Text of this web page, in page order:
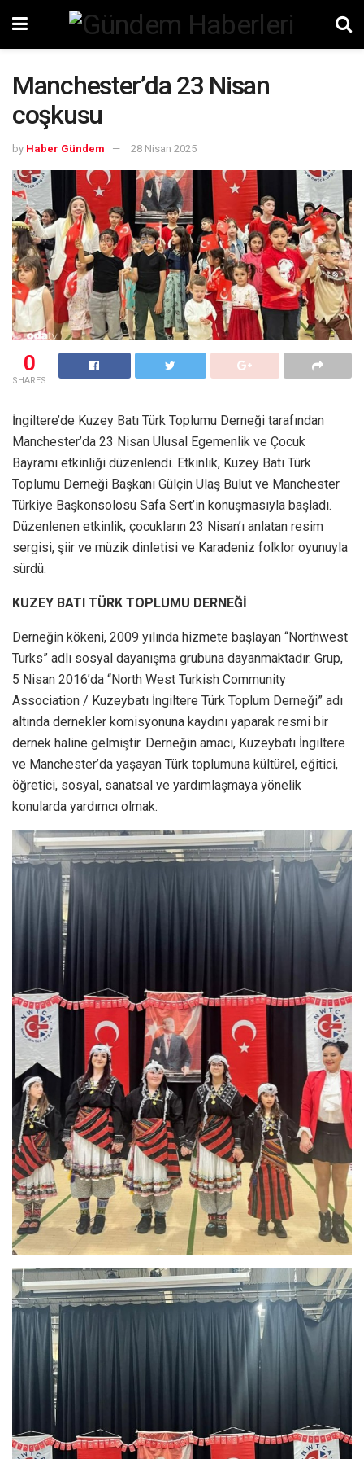
Manchester’da 23 Nisan
coşkusu
by Haber Gündem 28 Nisan 2025
0
SHARES
İngiltere’de Kuzey Batı Türk Toplumu Derneği tarafından
Manchester’da 23 Nisan Ulusal Egemenlik ve Çocuk
Bayramı etkinliği düzenlendi. Etkinlik, Kuzey Batı Türk
Toplumu Derneği Başkanı Gülçin Ulaş Bulut ve Manchester
Türkiye Başkonsolosu Safa Sert’in konuşmasıyla başladı.
Düzenlenen etkinlik, çocukların 23 Nisan’ı anlatan resim
sergisi, şiir ve müzik dinletisi ve Karadeniz folklor oyunuyla
sürdü.
KUZEY BATI TÜRK TOPLUMU DERNEĞİ
Derneğin kökeni, 2009 yılında hizmete başlayan “Northwest
Turks” adlı sosyal dayanışma grubuna dayanmaktadır. Grup,
5 Nisan 2016’da “North West Turkish Community
Association / Kuzeybatı İngiltere Türk Toplum Derneği” adı
altında dernekler komisyonuna kaydını yaparak resmi bir
dernek haline gelmiştir. Derneğin amacı, Kuzeybatı İngiltere
ve Manchester’da yaşayan Türk toplumuna kültürel, eğitici,
öğretici, sosyal, sanatsal ve yardımlaşmaya yönelik
konularda yardımcı olmak.